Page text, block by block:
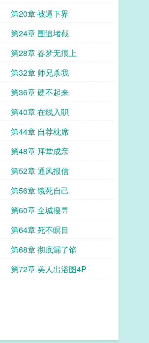
第20章 被逼下界
第24章 围追堵截
第28章 春梦无痕上
第32章 师兄杀我
第36章 硬不起来
第40章 在线入职
第44章 自荐枕席
第48章 拜堂成亲
第52章 通风报信
第56章 饿死自己
第60章 全城搜寻
第64章 死不瞑目
第68章 彻底漏了馅
第72章 美人出浴图4P